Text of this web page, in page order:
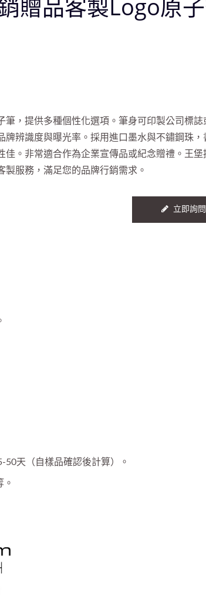
贈品客製Logo原
筆，提供多種個性化選項。筆身可印製公司標誌
牌辨識度與曝光率。採用進口墨水與不鏽鋼珠，
佳。非常適合作為企業宣傳品或紀念贈禮。王堡
製服務，滿足您的品牌行銷需求。
立即詢問
天（自樣品確認後計算）。